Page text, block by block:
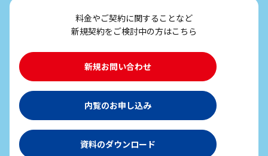
料金やご契約に関することなど
新規契約をご検討中の方はこちら
新規お問い合わせ
内覧のお申し込み
資料のダウンロード